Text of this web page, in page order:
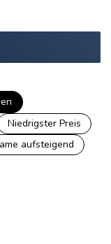
Niedrigster Preis
aufsteigend